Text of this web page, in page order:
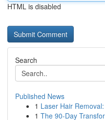
HTML is disabled
Search
Published News
1 Laser Hair
1 The 90-Day